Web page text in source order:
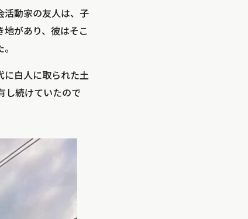
活動家の友人は、子
があり、彼はそこ
に白人に取られた土
し続けていたので